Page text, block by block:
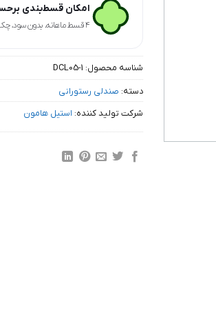
امکان قسط‌بندی
۴ قسط ماهانه. بدون سود، چک و ضامن.
شناسه محصول: DCL05-1
دسته: صندلی رستورانی
شرکت تولید کننده: استیل هامون